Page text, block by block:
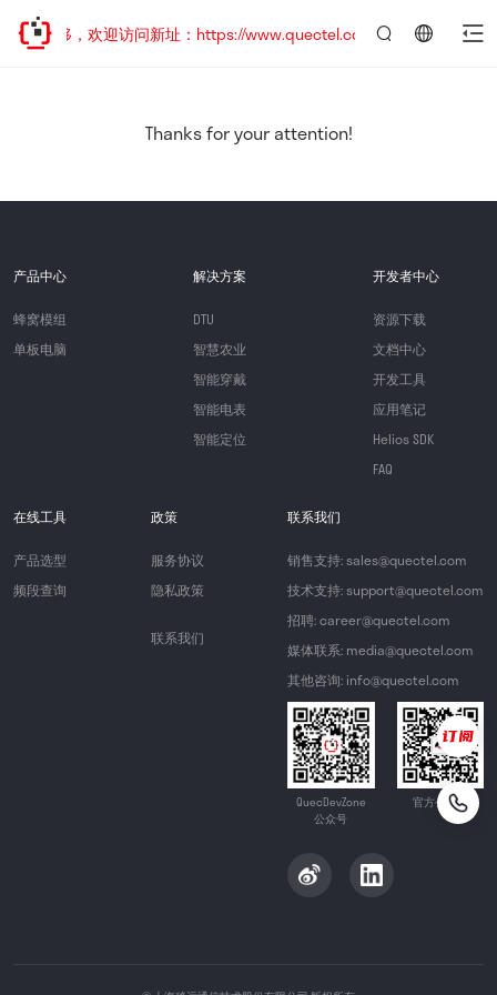
址已迁移，欢迎访问新址：https://www.quectel.com.cn
Thanks for your attention!
产品中心
蜂窝模组
单板电脑
解决方案
DTU
智慧农业
智能穿戴
智能电表
智能定位
开发者中心
资源下载
文档中心
开发工具
应用笔记
Helios SDK
FAQ
在线工具
产品选型
频段查询
政策
服务协议
隐私政策
联系我们
联系我们
销售支持: sales@quectel.com
技术支持: support@quectel.com
招聘: career@quectel.com
媒体联系: media@quectel.com
其他咨询: info@quectel.com
QuecDevZone
公众号
官方公众号